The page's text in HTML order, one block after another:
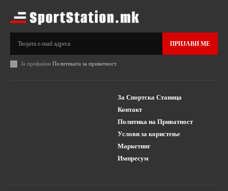
ПРИЈАВИ МЕ
Ја прифаќам Политиката за приватност.
За Спортска Станица
Контакт
Политика на Приватност
Услови за користење
Маркетинг
Импресум